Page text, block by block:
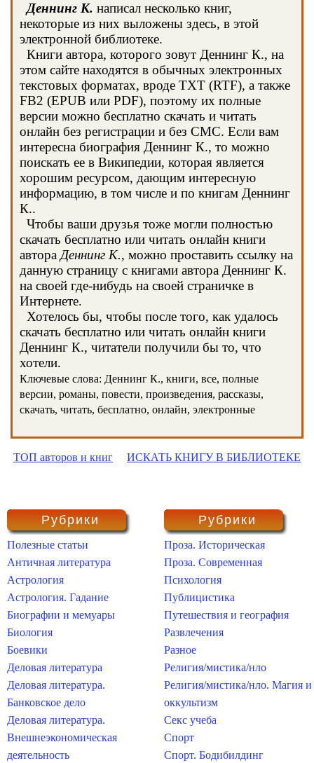
Деннинг К. написал несколько книг,
некоторые из них выложены здесь, в этой
электронной библиотеке.
Книги автора, которого зовут Деннинг К., на
этом сайте находятся в обычных электронных
текстовых форматах, вроде TXT (RTF), а также
FB2 (EPUB или PDF), поэтому их полные
версии можно бесплатно скачать и читать
онлайн без регистрации и без СМС. Если вам
интересна биография Деннинг К., то можно
поискать ее в Википедии, которая является
хорошим ресурсом, дающим интересную
информацию, в том числе и по книгам Деннинг
К..
Чтобы ваши друзья тоже могли полностью
скачать бесплатно или читать онлайн книги
автора Деннинг К., можно проставить ссылку на
данную страницу с книгами автора Деннинг К.
на своей где-нибудь на своей страничке в
Интернете.
Хотелось бы, чтобы после того, как удалось
скачать бесплатно или читать онлайн книги
Деннинг К., читатели получили бы то, что
хотели.
Ключевые слова: Деннинг К., книги, все, полные
версии, романы, повести, произведения, рассказы,
скачать, читать, бесплатно, онлайн, электронные
ТОП авторов и книг ИСКАТЬ КНИГУ В БИБЛИОТЕКЕ
Рубрики
Полезные статьи
Античная литература
Астрология
Астрология. Гадание
Биографии и мемуары
Биология
Боевики
Деловая литература
Деловая литература.
Банковское дело
Деловая литература.
Внешнеэкономическая
деятельность
Рубрики
Проза. Историческая
Проза. Современная
Психология
Публицистика
Путешествия и география
Развлечения
Разное
Религия/мистика/нло
Религия/мистика/нло. Магия и
оккультизм
Секс учеба
Спорт
Спорт. Бодибилдинг